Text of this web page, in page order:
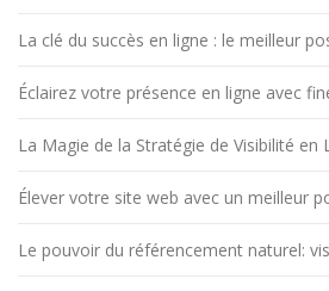
La clé du succès en ligne : le meilleur
Éclairez votre présence en ligne avec
La Magie de la Stratégie de Visibilité en
Élever votre site web avec un meilleur
Le pouvoir du référencement naturel: